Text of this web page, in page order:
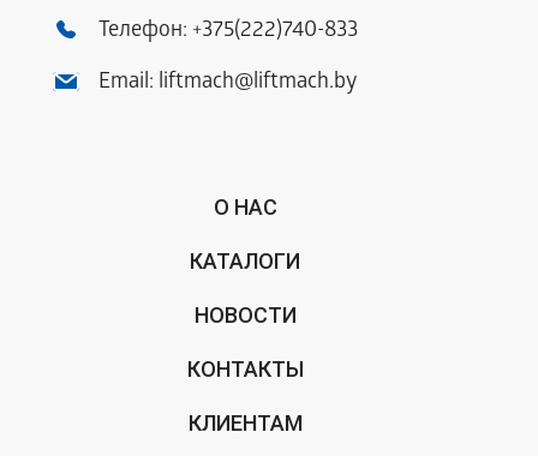
Телефон: +375(222)740-833
Email: liftmach@liftmach.by
О НАС
КАТАЛОГИ
НОВОСТИ
КОНТАКТЫ
КЛИЕНТАМ